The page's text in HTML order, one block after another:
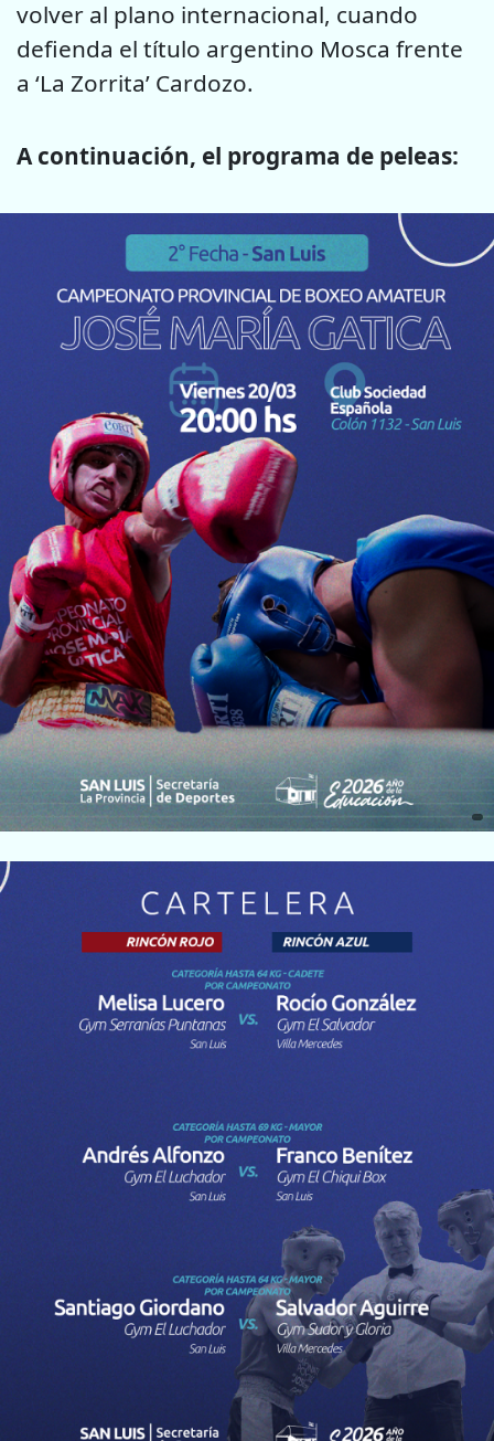
volver al plano internacional, cuando
defienda el título argentino Mosca frente
a ‘La Zorrita’ Cardozo.
A continuación, el programa de peleas: